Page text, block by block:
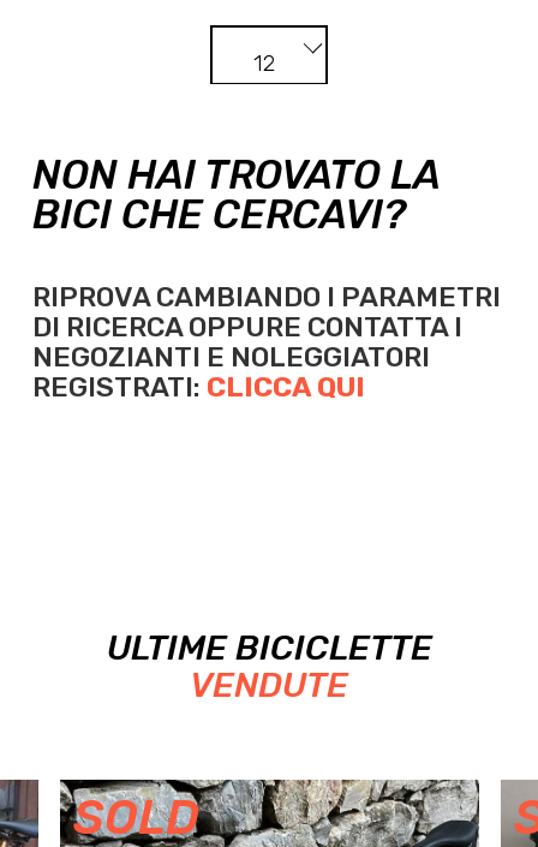
12
NON HAI TROVATO LA
BICI CHE CERCAVI?
RIPROVA CAMBIANDO I PARAMETRI
DI RICERCA OPPURE CONTATTA I
NEGOZIANTI E NOLEGGIATORI
REGISTRATI: CLICCA QUI
ULTIME BICICLETTE
VENDUTE
SOLD